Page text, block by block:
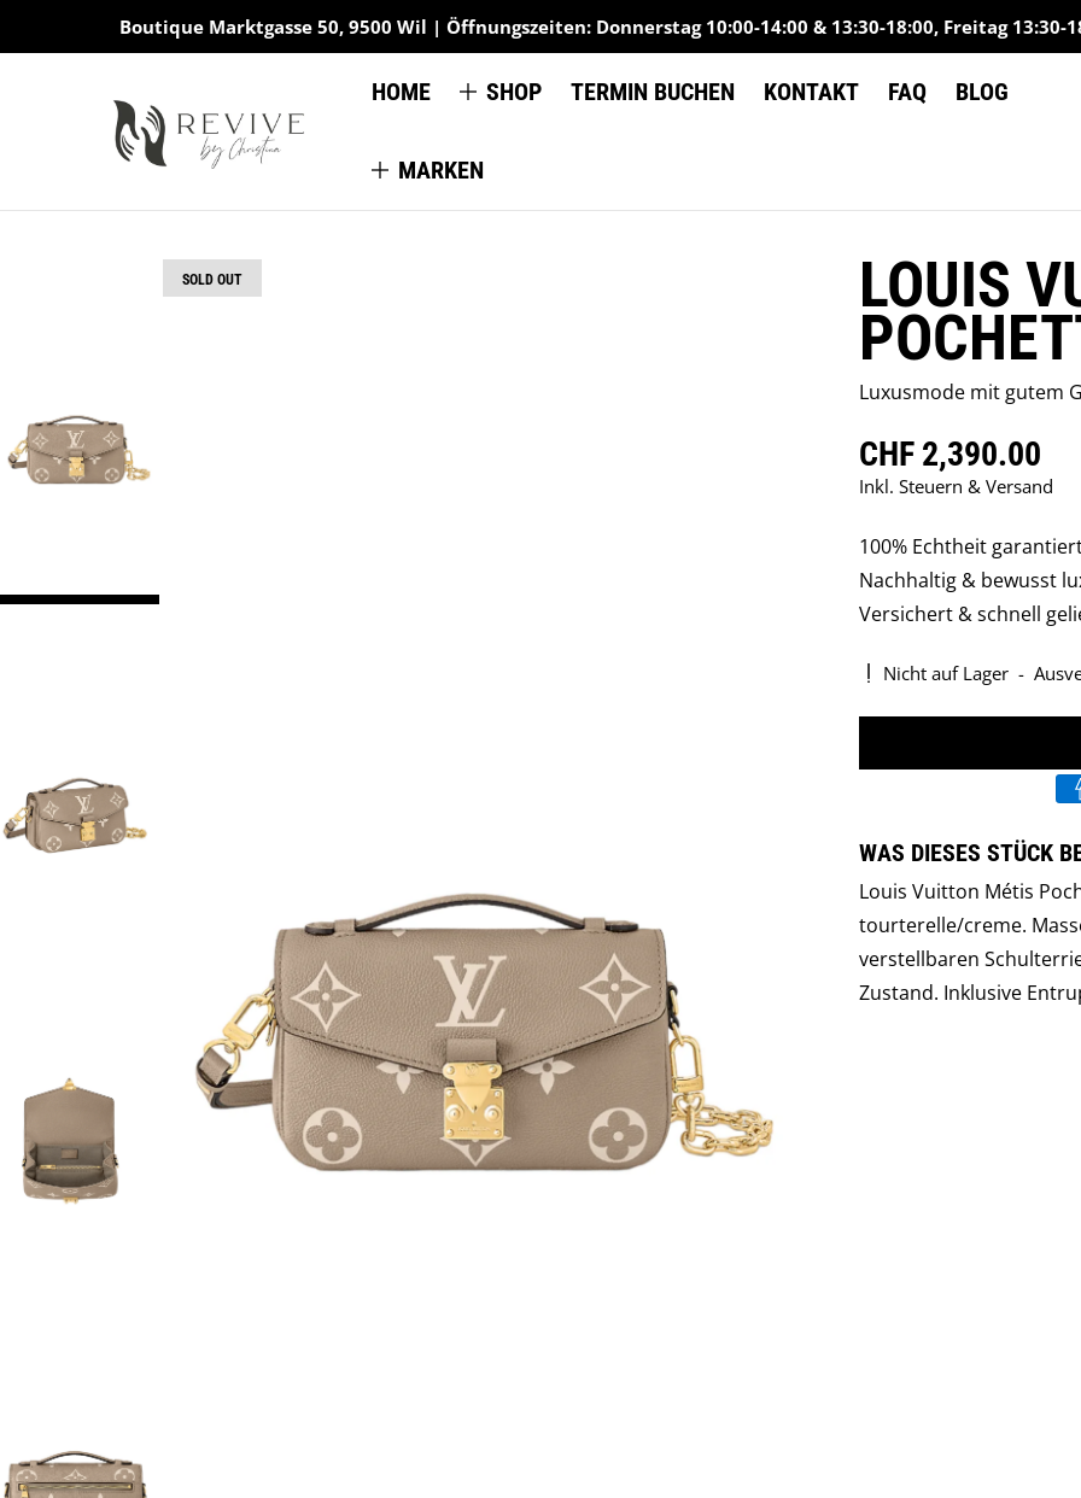
Boutique Marktgasse 50, 9500 Wil | Öffnungszeiten: Donnerstag 10:00-14:00 & 13:30-18:00, Freitag 13:30-
HOME SHOP TERMIN BUCHEN KONTAKT FAQ BLOG
MARKEN
SOLD OUT LOUIS
Luxusmode mit gutem
Regulärer Preis
CHF 2,390.00
Inkl. Steuern & Versand
100% Echtheit
Nachhaltig & bewusst
Versichert & schnell
Nicht auf Lager -
WAS DIESES STÜCK
Louis Vuitton Métis
tourterelle/creme.
verstellbaren
Zustand. Inklusive